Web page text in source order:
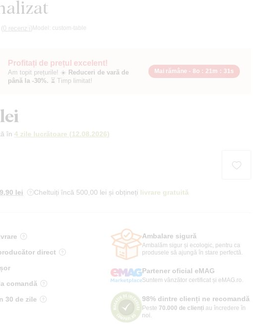
(0 recenzii) Model: custom-table
Profitați de prețul excelent!
Am topit prețurile! ☀️ Reduceri de vară de
până la -30%. ⏳ Timp limitat!
Mai rămâne - 8o : 21m : 30s
în 4 zile lucrătoare (12.08.2026)
,90 lei Cheltuiți încă 500,00 lei și obțineți livrare gratuită
direct
comandă
30 de zile
Ambalare sigură
Ambalăm sigur și ecologic, pentru ca
produsele să ajungă în stare perfectă.
Partener oficial eMAG
Suntem vânzător certificat și eMAG.ro.
98% dintre clienți ne recomandă
Peste 70.000 de clienți au încredere în
noi.